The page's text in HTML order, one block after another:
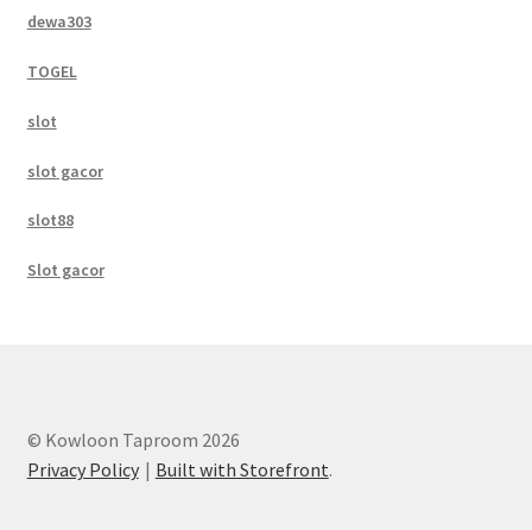
dewa303
TOGEL
slot
slot gacor
slot88
Slot gacor
© Kowloon Taproom 2026
Privacy Policy
Built with Storefront.